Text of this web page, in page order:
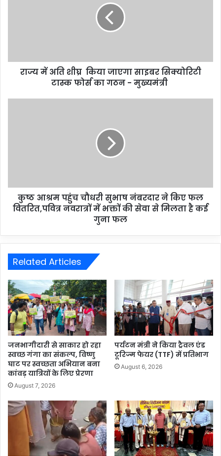
राज्य में अति शीघ्र किया जाएगा साइबर सिक्योरिटी
टास्क फोर्स का गठन - मुख्यमंत्री
कुष्ठ आश्रम पहुंच चौधरी सुभाष नंबरदार ने किए फल
वितरित,पवित्र नवरात्रों में भक्तों की सेवा से मिलता है कई
गुना फल
Related Articles
जनभागीदारी से साकार हो रहा
स्वच्छ गंगा का संकल्प, विष्णु
घाट पर स्वच्छता अभियान बना
कांवड़ यात्रियों के लिए प्रेरणा
August 7, 2026
पर्यटन मंत्री ने किया ट्रैवल एंड
टूरिज्म फेयर (TTF) में प्रतिभाग
August 6, 2026